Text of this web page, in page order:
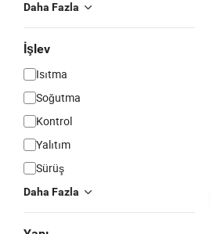
Daha Fazla
İşlev
Isıtma
Soğutma
Kontrol
Yalıtım
Sürüş
Daha Fazla